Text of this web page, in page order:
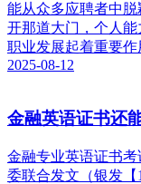
能从众多应聘者中
开那道大门，个人
职业发展起着重要作
2025-08-12
金融英语证书还
金融专业英语证书
委联合发文（银发【